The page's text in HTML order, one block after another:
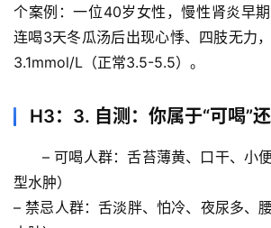
首
页
列
自
然
个案例：一位40岁女性，慢性肾炎早期
连喝3天冬瓜汤后出现心悸、四肢无力
3.1mmol/L（正常3.5-5.5）。
H3：3. 自测：你属于“可喝”还
– 可喝人群：舌苔薄黄、口干、小
型水肿）
– 禁忌人群：舌淡胖、怕冷、夜尿多、